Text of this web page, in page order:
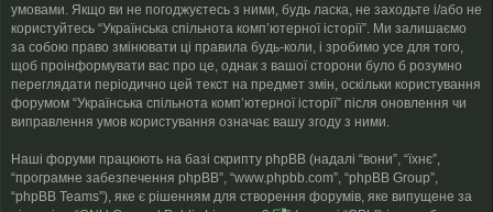
ос
ту
п
умовами. Якщо ви не погоджуєтесь з ними, будь ласка, не заходьте і/або не
користуйтесь “Українська спільнота компʼютерної історії”. Ми залишаємо
за собою право змінювати ці правила будь-коли, і зробимо усе для того,
щоб проінформувати вас про це, однак з вашої сторони було б розумно
переглядати періодично цей текст на предмет змін, оскільки користування
форумом “Українська спільнота компʼютерної історії” після оновлення чи
виправлення умов користування означає вашу згоду з ними.
Наші форуми працюють на базі скрипту phpBB (надалі “вони”, “їхнє”,
“програмне забезпечення phpBB”, “www.phpbb.com”, “phpBB Group”,
“phpBB Teams”), яке є рішенням для створення форумів, яке випущене за